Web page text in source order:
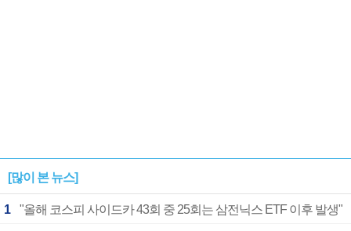
[많이 본 뉴스]
1 "올해 코스피 사이드카 43회 중 25회는 삼전닉스 ETF 이후 발생"